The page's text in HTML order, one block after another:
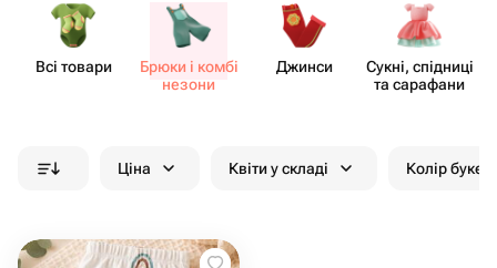
Всі товари
Брюки і комбі​
незони
Джинси
Сукні, спідниці
та сарафани
Ціна Квіти у складі Колір